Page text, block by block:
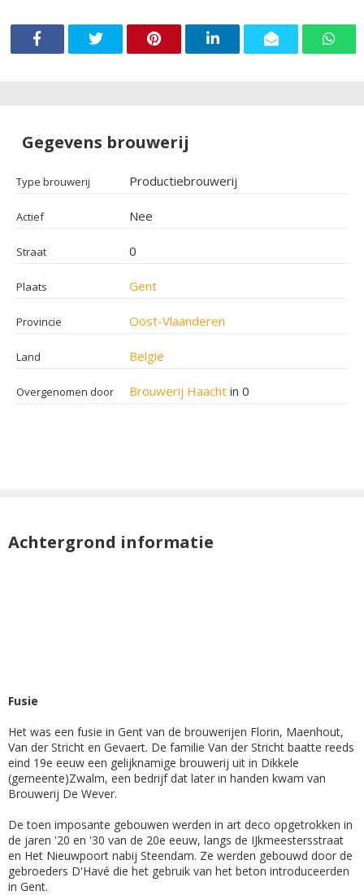
Gegevens brouwerij
Type brouwerij Productiebrouwerij
Actief Nee
Straat 0
Plaats Gent
Provincie Oost-Vlaanderen
Land België
Overgenomen door Brouwerij Haacht in 0
Achtergrond informatie
Fusie
Het was een fusie in Gent van de brouwerijen Florin, Maenhout,
Van der Stricht en Gevaert. De familie Van der Stricht baatte reeds
eind 19e eeuw een gelijknamige brouwerij uit in Dikkele
(gemeente)Zwalm, een bedrijf dat later in handen kwam van
Brouwerij De Wever.
De toen imposante gebouwen werden in art deco opgetrokken in
de jaren '20 en '30 van de 20e eeuw, langs de IJkmeestersstraat
en Het Nieuwpoort nabij Steendam. Ze werden gebouwd door de
gebroeders D'Havé die het gebruik van het beton introduceerden
in Gent.